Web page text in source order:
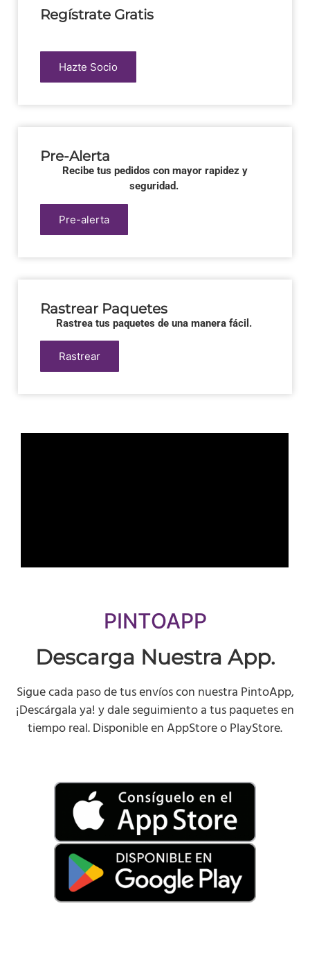
Regístrate Gratis
Hazte Socio
Pre-Alerta
Recibe tus pedidos con mayor rapidez y
seguridad.
Pre-alerta
Rastrear Paquetes
Rastrea tus paquetes de una manera fácil.
Rastrear
PINTOAPP
Descarga Nuestra App.
Sigue cada paso de tus envíos con nuestra PintoApp,
¡Descárgala ya! y dale seguimiento a tus paquetes en
tiempo real. Disponible en AppStore o PlayStore.